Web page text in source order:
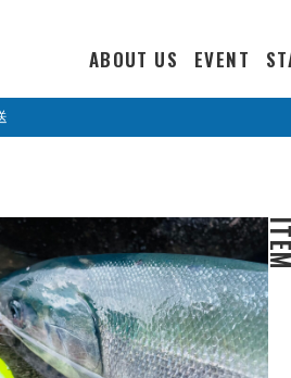
ABOUT US EVENT
ITEM